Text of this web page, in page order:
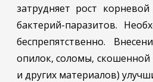
затрудняет рост
бактерий-паразитов.
беспрепятственно.
опилок, соломы, скошенной
и других материалов)